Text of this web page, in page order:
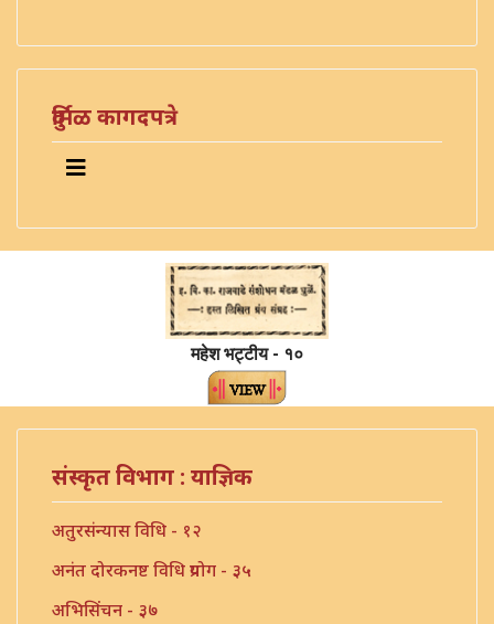
दुर्मिळ कागदपत्रे
महेश भट्टीय - १०
संस्कृत विभाग : याज्ञिक
अतुरसंन्यास विधि - १२
अनंत दोरकनष्ट विधि प्रयोग - ३५
अभिसिंचन - ३७